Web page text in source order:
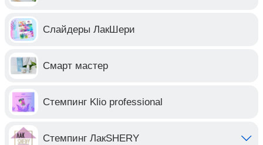
Слайдеры ЛакШери
Смарт мастер
Стемпинг Klio professional
Стемпинг ЛакSHERY